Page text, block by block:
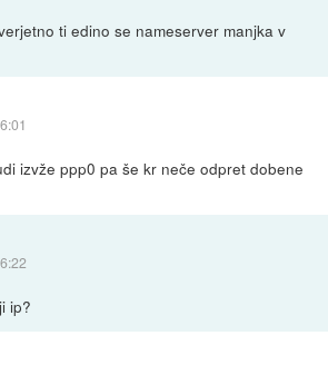
ti edino se nameserver manjka v
izvže ppp0 pa še kr neče odpret dobene
ip?